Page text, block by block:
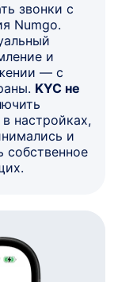
звонки с
Numgo.
и
— с
KYC не
настройках,
и
собственное